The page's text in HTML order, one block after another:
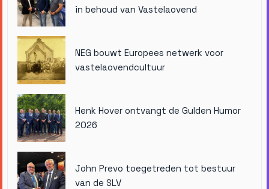
in behoud van Vastelaovend
NEG bouwt Europees netwerk voor
vastelaovendcultuur
Henk Hover ontvangt de Gulden Humor
2026
John Prevo toegetreden tot bestuur
van de SLV